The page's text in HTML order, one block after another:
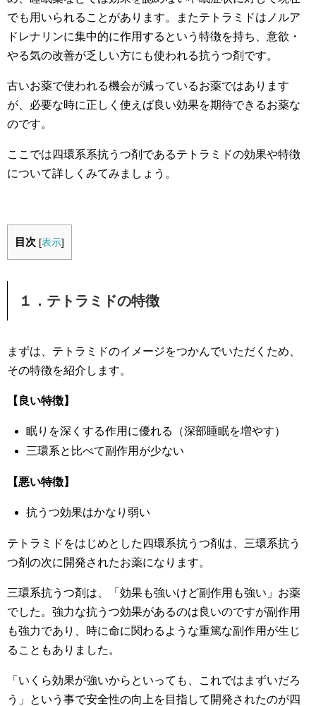
でも用いられることがあります。またテトラミドはノルア
ドレナリンに集中的に作用するという特徴を持ち、意欲・
やる気の改善が乏しい方にも使われる抗うつ剤です。
古いお薬で使われる機会が減っているお薬ではあります
が、必要な時に正しく使えば良い効果を期待できるお薬な
のです。
ここでは四環系系抗うつ剤であるテトラミドの効果や特徴
について詳しくみてみましょう。
目次 [表示]
１．テトラミドの特徴
まずは、テトラミドのイメージをつかんでいただくため、
その特徴を紹介します。
【良い特徴】
眠りを深くする作用に優れる（深部睡眠を増やす）
三環系と比べて副作用が少ない
【悪い特徴】
抗うつ効果はかなり弱い
テトラミドをはじめとした四環系抗うつ剤は、三環系抗う
つ剤の次に開発されたお薬になります。
三環系抗うつ剤は、「効果も強いけど副作用も強い」お薬
でした。強力な抗うつ効果があるのは良いのですが副作用
も強力であり、時に命に関わるような重篤な副作用が生じ
ることもありました。
「いくら効果が強いからといっても、これではまずいだろ
う」という事で安全性の向上を目指して開発されたのが四